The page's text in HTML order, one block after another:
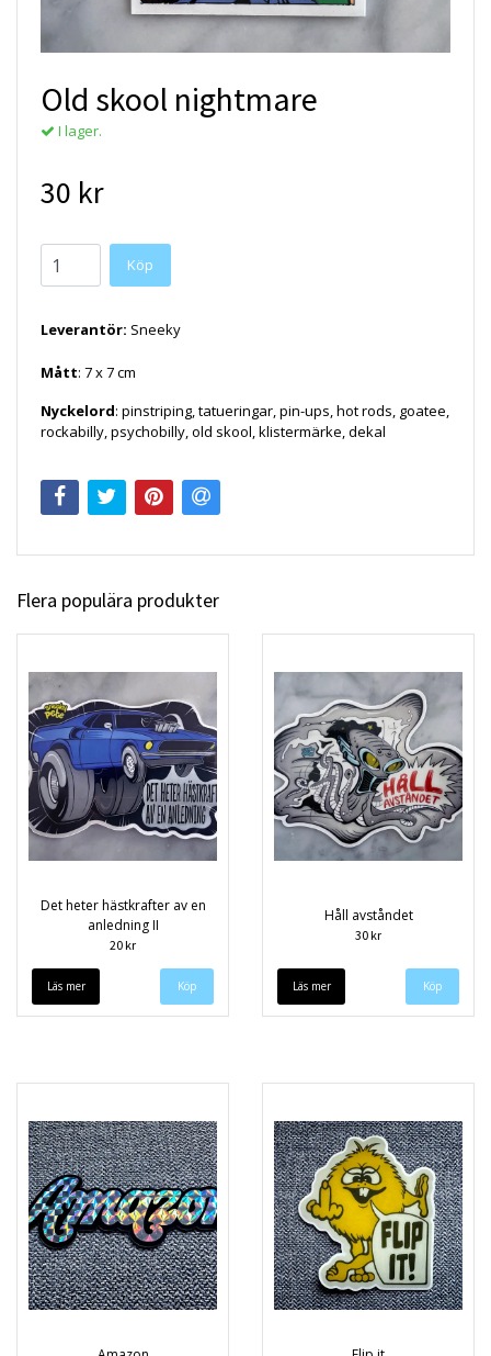
Old skool nightmare
I lager.
30 kr
Köp
Leverantör: Sneeky
Mått: 7 x 7 cm
Nyckelord: pinstriping, tatueringar, pin-ups, hot rods, goatee,
rockabilly, psychobilly, old skool, klistermärke, dekal
Flera populära produkter
Det heter hästkrafter av en
anledning II
20 kr
Läs mer
Håll avståndet
30 kr
Läs mer